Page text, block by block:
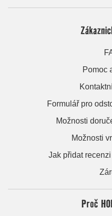
Pomoc
Formulář pro
Možnosti
Možnosti
Jak přidat
Proč